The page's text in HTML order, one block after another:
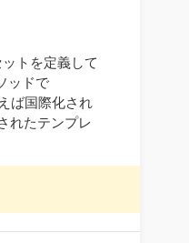
トを定義して
ッドで
ば国際化され
れたテンプレ